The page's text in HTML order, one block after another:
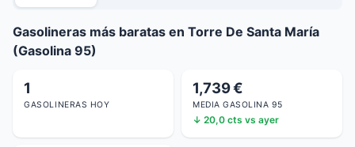
Gasolineras más baratas en Torre De Santa María
(Gasolina 95)
1
GASOLINERAS HOY
1,739 €
MEDIA GASOLINA 95
↓ 20,0 cts vs ayer